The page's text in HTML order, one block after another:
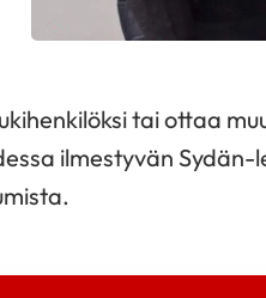
tai ottaa
ilmestyvän Sydän-